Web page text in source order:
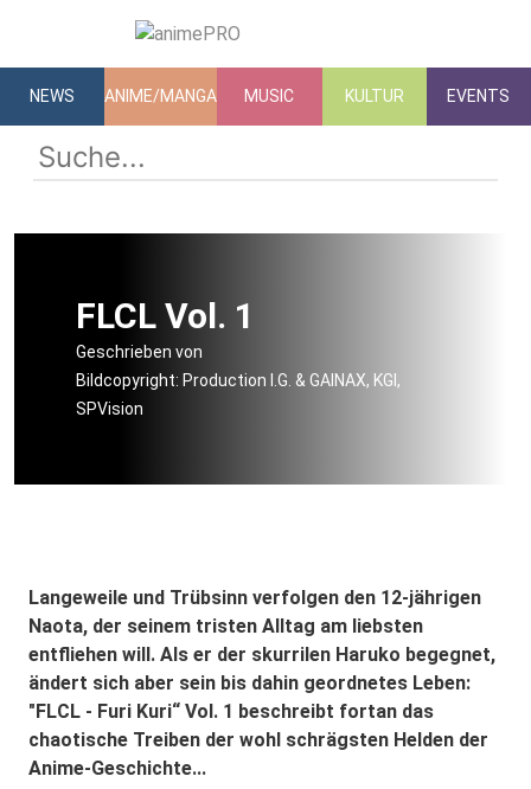
NEWS ANIME/MANGA MUSIC KULTUR EVENTS
FLCL Vol. 1
Geschrieben von
Bildcopyright: Production I.G. & GAINAX, KGI,
SPVision
Langeweile und Trübsinn verfolgen den 12-jährigen
Naota, der seinem tristen Alltag am liebsten
entfliehen will. Als er der skurrilen Haruko begegnet,
ändert sich aber sein bis dahin geordnetes Leben:
"FLCL - Furi Kuri“ Vol. 1 beschreibt fortan das
chaotische Treiben der wohl schrägsten Helden der
Anime-Geschichte...